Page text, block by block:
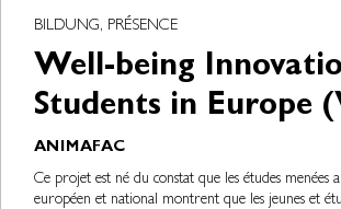
BILDUNG, PRÉSENCE
Well-being
Students in Europe
ANIMAFAC
Ce projet est né du constat que les études menées
européen et national montrent que les jeunes et